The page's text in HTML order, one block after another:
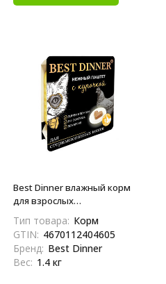
Best Dinner влажный корм
для взрослых
кастрированных котов, с
курицей, паштет - 100 г х 14
шт
Тип товара: Корм
GTIN: 4670112404605
Бренд: Best Dinner
Вес: 1.4 кг